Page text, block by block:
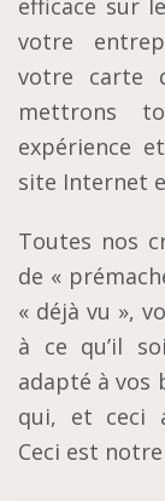
efficace sur
votre
votre carte
mettrons
expérience
site Internet
Toutes nos
de «
« déjà vu »,
à ce qu’il
adapté à vos
qui, et ceci
Ceci est